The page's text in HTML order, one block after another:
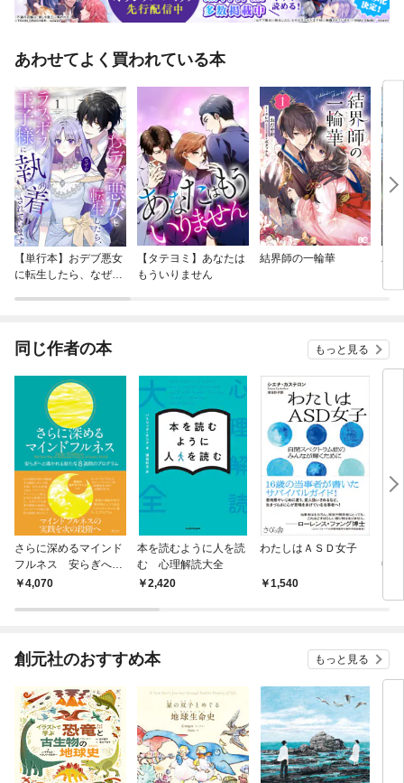
あわせてよく買われている本
【単行本】おデブ悪女
に転生したら、なぜか
【タテヨミ】あなたは
もういりません
結界師の一輪華
バ
今
同じ作者の本 もっと見る
さらに深めるマインド
フルネス 安らぎへと
導かれる新たな8週間
4,070
本を読むように人を読
む 心理解読大全
2,420
わたしはＡＳＤ女子
1,540
中
創元社のおすすめ本 もっと見る